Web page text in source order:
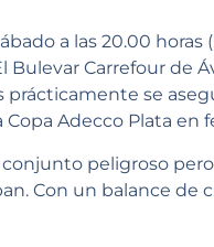
a las 20.00
Bulevar Carrefour de
prácticamente se
Adecco Plata en
conjunto peligroso
Con un balance de